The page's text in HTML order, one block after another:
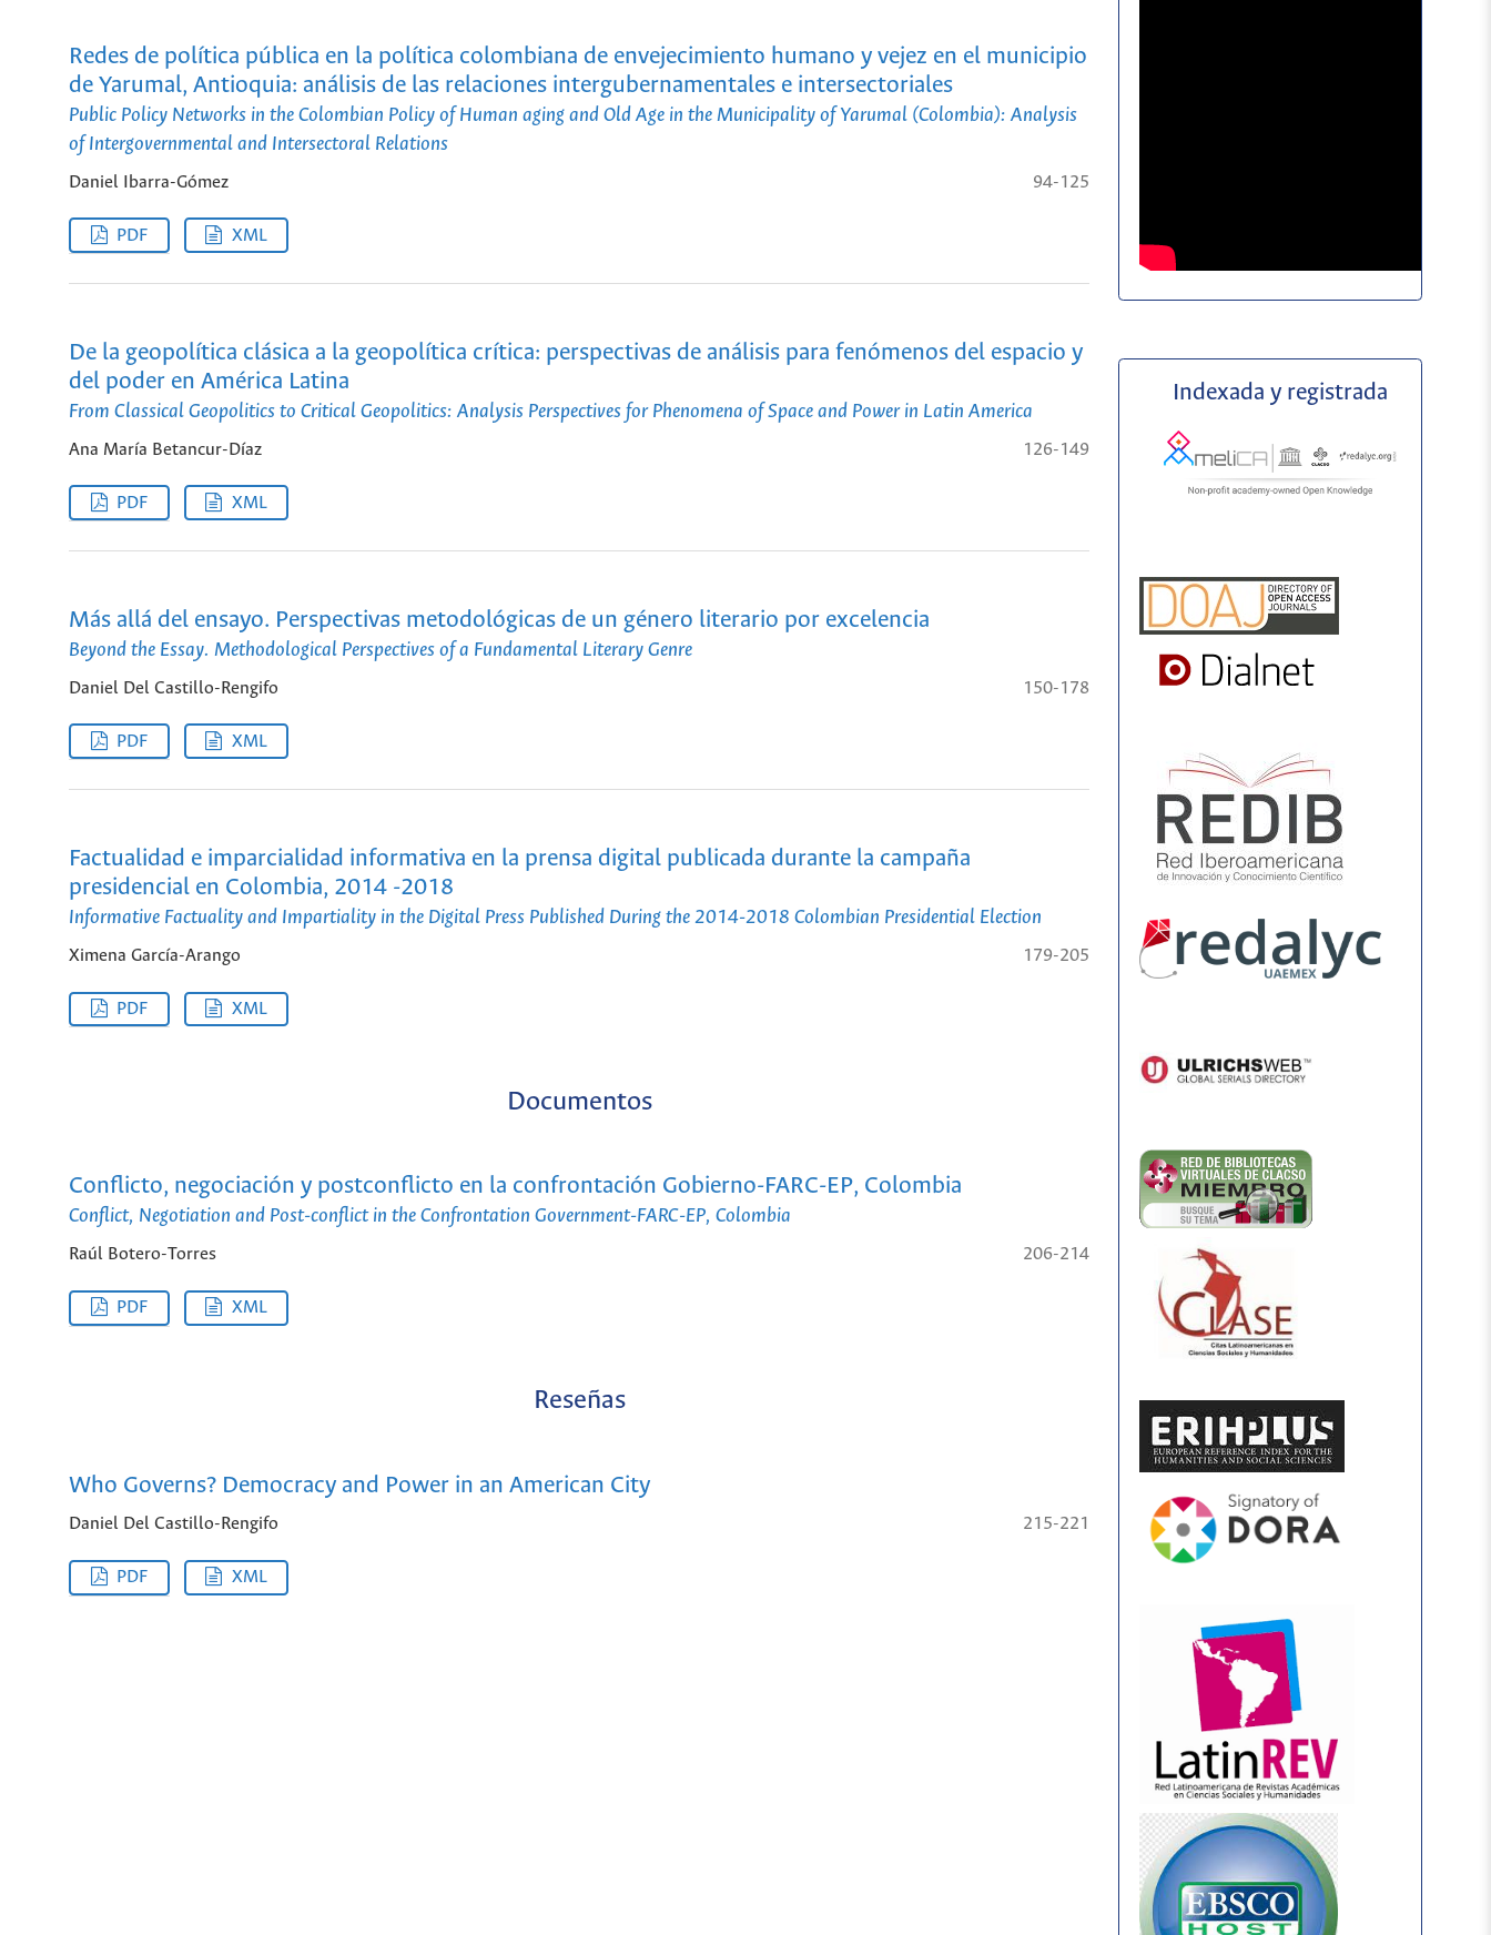
Redes de política pública en la política colombiana de envejecimiento humano y vejez en el municipio
de Yarumal, Antioquia: análisis de las relaciones intergubernamentales e intersectoriales
Public Policy Networks in the Colombian Policy of Human aging and Old Age in the Municipality of Yarumal (Colombia): Analysis
of Intergovernmental and Intersectoral Relations
Daniel Ibarra-Gómez 94-125
PDF XML
De la geopolítica clásica a la geopolítica crítica: perspectivas de análisis para fenómenos del espacio y
del poder en América Latina
From Classical Geopolitics to Critical Geopolitics: Analysis Perspectives for Phenomena of Space and Power in Latin America
Ana María Betancur-Díaz 126-149
PDF XML
Más allá del ensayo. Perspectivas metodológicas de un género literario por excelencia
Beyond the Essay. Methodological Perspectives of a Fundamental Literary Genre
Daniel Del Castillo-Rengifo 150-178
PDF XML
Factualidad e imparcialidad informativa en la prensa digital publicada durante la campaña
presidencial en Colombia, 2014 -2018
Informative Factuality and Impartiality in the Digital Press Published During the 2014-2018 Colombian Presidential Election
Ximena García-Arango 179-205
PDF XML
Documentos
Conflicto, negociación y postconflicto en la confrontación Gobierno-FARC-EP, Colombia
Conflict, Negotiation and Post-conflict in the Confrontation Government-FARC-EP, Colombia
Raúl Botero-Torres 206-214
PDF XML
Reseñas
Who Governs? Democracy and Power in an American City
Daniel Del Castillo-Rengifo 215-221
PDF XML
Indexada y registrada